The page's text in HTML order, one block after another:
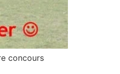
concours